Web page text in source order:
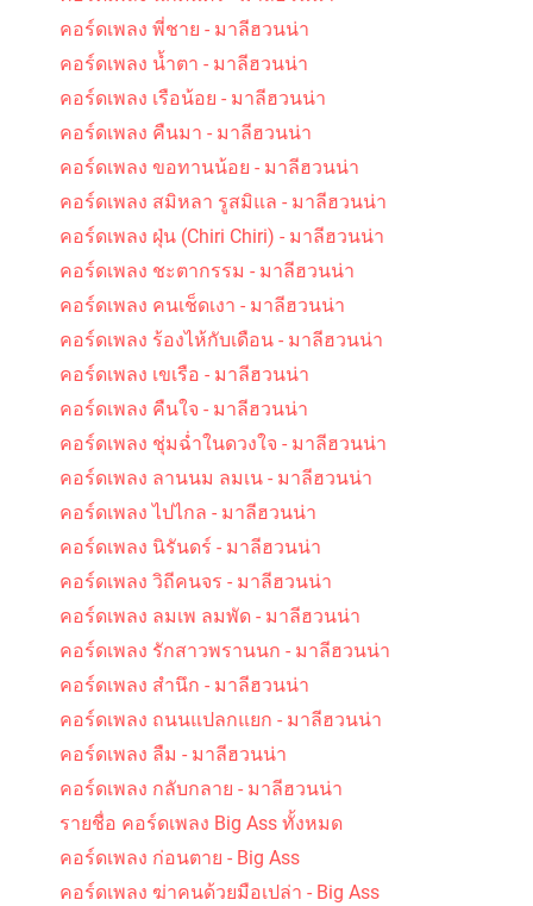
คอร์ดเพลง พี่ชาย - มาลีฮวนน่า
คอร์ดเพลง น้ำตา - มาลีฮวนน่า
คอร์ดเพลง เรือน้อย - มาลีฮวนน่า
คอร์ดเพลง คืนมา - มาลีฮวนน่า
คอร์ดเพลง ขอทานน้อย - มาลีฮวนน่า
คอร์ดเพลง สมิหลา รูสมิแล - มาลีฮวนน่า
คอร์ดเพลง ฝุ่น (Chiri Chiri) - มาลีฮวนน่า
คอร์ดเพลง ชะตากรรม - มาลีฮวนน่า
คอร์ดเพลง คนเช็ดเงา - มาลีฮวนน่า
คอร์ดเพลง ร้องไห้กับเดือน - มาลีฮวนน่า
คอร์ดเพลง เขเรือ - มาลีฮวนน่า
คอร์ดเพลง คืนใจ - มาลีฮวนน่า
คอร์ดเพลง ชุ่มฉ่ำในดวงใจ - มาลีฮวนน่า
คอร์ดเพลง ลานนม ลมเน - มาลีฮวนน่า
คอร์ดเพลง ไปไกล - มาลีฮวนน่า
คอร์ดเพลง นิรันดร์ - มาลีฮวนน่า
คอร์ดเพลง วิถีคนจร - มาลีฮวนน่า
คอร์ดเพลง ลมเพ ลมพัด - มาลีฮวนน่า
คอร์ดเพลง รักสาวพรานนก - มาลีฮวนน่า
คอร์ดเพลง สำนึก - มาลีฮวนน่า
คอร์ดเพลง ถนนแปลกแยก - มาลีฮวนน่า
คอร์ดเพลง ลืม - มาลีฮวนน่า
คอร์ดเพลง กลับกลาย - มาลีฮวนน่า
รายชื่อ คอร์ดเพลง Big Ass ทั้งหมด
คอร์ดเพลง ก่อนตาย - Big Ass
คอร์ดเพลง ฆ่าคนด้วยมือเปล่า - Big Ass